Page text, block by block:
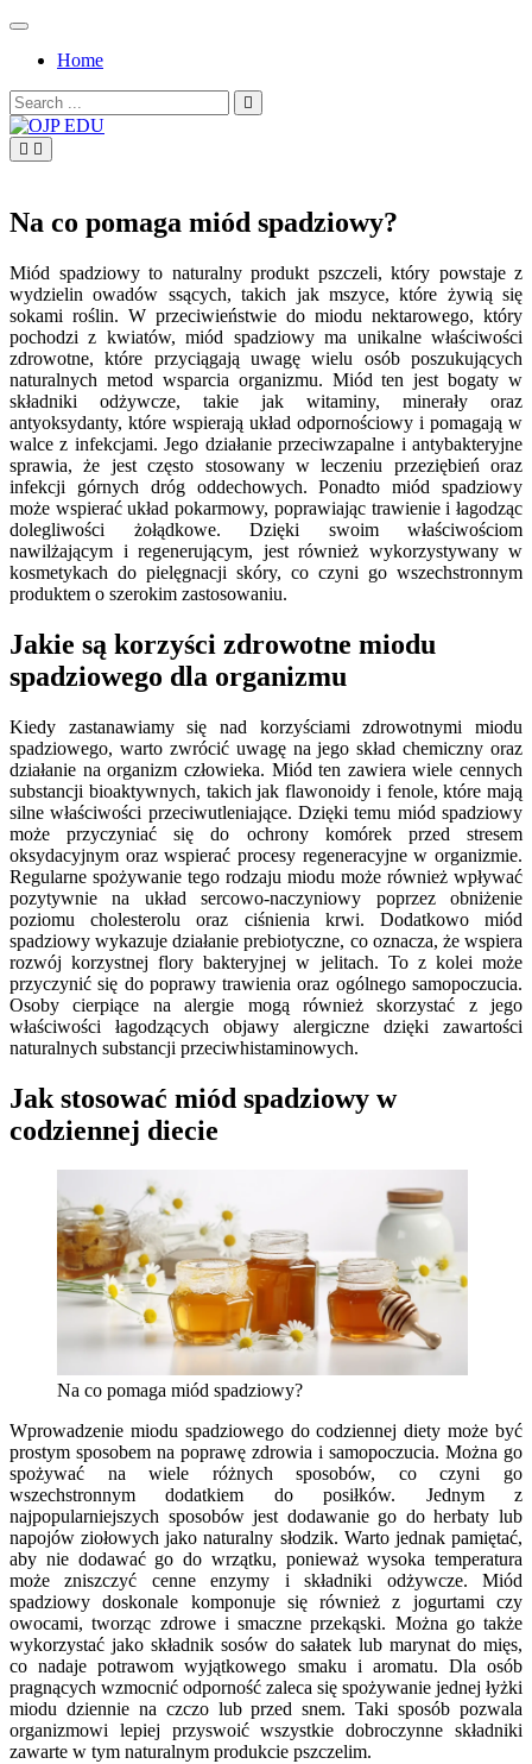
Skip
contentHome
Search
for:
Na co pomaga miód spadziowy?
Miód spadziowy to naturalny produkt pszczeli, który powstaje z
wydzielin owadów ssących, takich jak mszyce, które żywią się
sokami roślin. W przeciwieństwie do miodu nektarowego, który
pochodzi z kwiatów, miód spadziowy ma unikalne właściwości
zdrowotne, które przyciągają uwagę wielu osób poszukujących
naturalnych metod wsparcia organizmu. Miód ten jest bogaty w
składniki odżywcze, takie jak witaminy, minerały oraz
antyoksydanty, które wspierają układ odpornościowy i pomagają w
walce z infekcjami. Jego działanie przeciwzapalne i antybakteryjne
sprawia, że jest często stosowany w leczeniu przeziębień oraz
infekcji górnych dróg oddechowych. Ponadto miód spadziowy
może wspierać układ pokarmowy, poprawiając trawienie i łagodząc
dolegliwości żołądkowe. Dzięki swoim właściwościom
nawilżającym i regenerującym, jest również wykorzystywany w
kosmetykach do pielęgnacji skóry, co czyni go wszechstronnym
produktem o szerokim zastosowaniu.
Jakie są korzyści zdrowotne miodu
spadziowego dla organizmu
Kiedy zastanawiamy się nad korzyściami zdrowotnymi miodu
spadziowego, warto zwrócić uwagę na jego skład chemiczny oraz
działanie na organizm człowieka. Miód ten zawiera wiele cennych
substancji bioaktywnych, takich jak flawonoidy i fenole, które mają
silne właściwości przeciwutleniające. Dzięki temu miód spadziowy
może przyczyniać się do ochrony komórek przed stresem
oksydacyjnym oraz wspierać procesy regeneracyjne w organizmie.
Regularne spożywanie tego rodzaju miodu może również wpływać
pozytywnie na układ sercowo-naczyniowy poprzez obniżenie
poziomu cholesterolu oraz ciśnienia krwi. Dodatkowo miód
spadziowy wykazuje działanie prebiotyczne, co oznacza, że wspiera
rozwój korzystnej flory bakteryjnej w jelitach. To z kolei może
przyczynić się do poprawy trawienia oraz ogólnego samopoczucia.
Osoby cierpiące na alergie mogą również skorzystać z jego
właściwości łagodzących objawy alergiczne dzięki zawartości
naturalnych substancji przeciwhistaminowych.
Jak stosować miód spadziowy w
codziennej diecie
Na co pomaga miód spadziowy?
Wprowadzenie miodu spadziowego do codziennej diety może być
prostym sposobem na poprawę zdrowia i samopoczucia. Można go
spożywać na wiele różnych sposobów, co czyni go
wszechstronnym dodatkiem do posiłków. Jednym z
najpopularniejszych sposobów jest dodawanie go do herbaty lub
napojów ziołowych jako naturalny słodzik. Warto jednak pamiętać,
aby nie dodawać go do wrzątku, ponieważ wysoka temperatura
może zniszczyć cenne enzymy i składniki odżywcze. Miód
spadziowy doskonale komponuje się również z jogurtami czy
owocami, tworząc zdrowe i smaczne przekąski. Można go także
wykorzystać jako składnik sosów do sałatek lub marynat do mięs,
co nadaje potrawom wyjątkowego smaku i aromatu. Dla osób
pragnących wzmocnić odporność zaleca się spożywanie jednej łyżki
miodu dziennie na czczo lub przed snem. Taki sposób pozwala
organizmowi lepiej przyswoić wszystkie dobroczynne składniki
zawarte w tym naturalnym produkcie pszczelim.